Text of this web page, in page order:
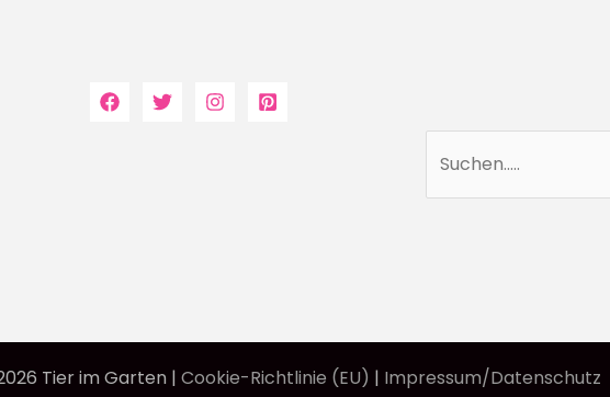
Tier im Garten | Cookie-Richtlinie (EU) | Impressum/Datenschutz